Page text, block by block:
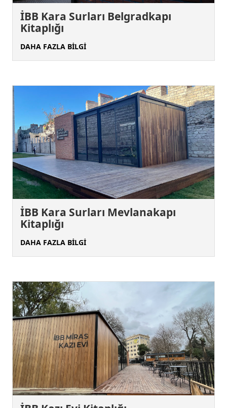
İBB Kara Surları Belgradkapı
Kitaplığı
DAHA FAZLA BİLGİ
İBB Kara Surları Mevlanakapı
Kitaplığı
DAHA FAZLA BİLGİ